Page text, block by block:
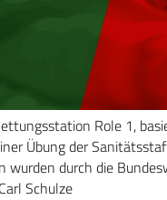
Role 1,
Übung der
durch die
Schulze